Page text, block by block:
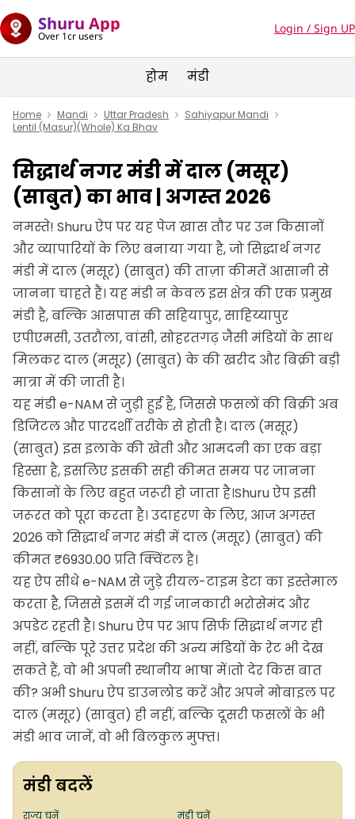
Shuru App
Over 1cr users
Login / Sign UP
होम मंडी
Home Mandi Uttar Pradesh
Sahiyapur Mandi
Lentil (Masur)(Whole) Ka Bhav
सिद्धार्थ नगर मंडी में दाल (मसूर)
(साबुत) का भाव | अगस्त 2026
नमस्ते! Shuru ऐप पर यह पेज खास तौर पर उन किसानों
और व्यापारियों के लिए बनाया गया है, जो सिद्धार्थ नगर
मंडी में दाल (मसूर) (साबुत) की ताज़ा कीमतें आसानी से
जानना चाहते हैं। यह मंडी न केवल इस क्षेत्र की एक प्रमुख
मंडी है, बल्कि आसपास की सहियापुर, साहिय्यापुर
एपीएमसी, उतरौला, वांसी, सोहरतगढ़ जैसी मंडियों के साथ
मिलकर दाल (मसूर) (साबुत) के की खरीद और बिक्री बड़ी
मात्रा में की जाती है।
यह मंडी e-NAM से जुड़ी हुई है, जिससे फसलों की बिक्री अब
डिजिटल और पारदर्शी तरीके से होती है। दाल (मसूर)
(साबुत) इस इलाके की खेती और आमदनी का एक बड़ा
हिस्सा है, इसलिए इसकी सही कीमत समय पर जानना
किसानों के लिए बहुत जरूरी हो जाता है।Shuru ऐप इसी
जरूरत को पूरा करता है। उदाहरण के लिए, आज अगस्त
2026 को सिद्धार्थ नगर मंडी में दाल (मसूर) (साबुत) की
कीमत ₹6930.00 प्रति क्विंटल है।
यह ऐप सीधे e-NAM से जुड़े रीयल-टाइम डेटा का इस्तेमाल
करता है, जिससे इसमें दी गई जानकारी भरोसेमंद और
अपडेट रहती है। Shuru ऐप पर आप सिर्फ सिद्धार्थ नगर ही
नहीं, बल्कि पूरे उत्तर प्रदेश की अन्य मंडियों के रेट भी देख
सकते हैं, वो भी अपनी स्थानीय भाषा में।तो देर किस बात
की? अभी Shuru ऐप डाउनलोड करें और अपने मोबाइल पर
दाल (मसूर) (साबुत) ही नहीं, बल्कि दूसरी फसलों के भी
मंडी भाव जानें, वो भी बिलकुल मुफ्त।
मंडी बदलें
राज्य चुनें मंडी चुनें